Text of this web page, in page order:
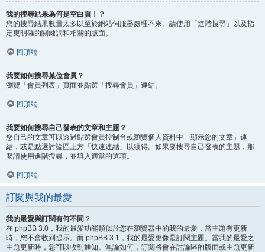
我的搜尋結果為何是空白頁！？
您的搜尋結果數量太多以至於網站伺服器處理不來。請使用「進階搜尋」以及指
定更明確的關鍵詞和相關的版面。
回頂端
我要如何搜尋某位會員？
瀏覽「會員列表」頁面並點選「搜尋會員」連結。
回頂端
我要如何搜尋自己發表的文章和主題？
您自己的文章可以透過點選會員控制台或瀏覽個人資料中「顯示您的文章」連
結，或是點選討論區上方「快速連結」以獲得。如果要搜尋自己發表的主題，那
麼請使用進階搜尋，並填入適當的選項。
回頂端
訂閱與我的最愛
我的最愛與訂閱有何不同？
在 phpBB 3.0，我的最愛功能類似於您在瀏覽器中的我的最愛，當主題有更新
時，您不會收到提示。而 phpBB 3.1，我的最愛更像是訂閱主題。當我的最愛之
主題更新時，您可以收到通知。無論如何，訂閱將會在討論區的版面或主題更新